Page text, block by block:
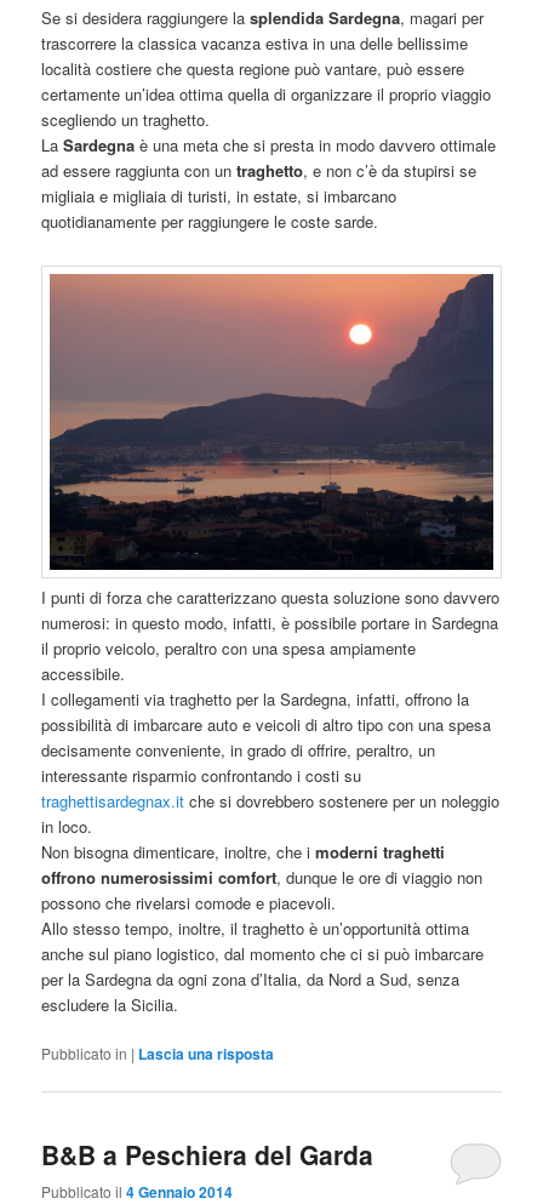
Se si desidera raggiungere lasplendida Sardegna, magari per
trascorrere la classica vacanza estiva in una delle bellissime
località costiere che questa regione può vantare, può essere
certamente un’idea ottima quella di organizzare il proprio viaggio
scegliendo un traghetto.
LaSardegna è una meta che si presta in modo davvero ottimale
ad essere raggiunta con untraghetto, e non c’è da stupirsi se
migliaia e migliaia di turisti, in estate, si imbarcano
quotidianamente per raggiungere le coste sarde.
I punti di forza che caratterizzano questa soluzione sono davvero
numerosi: in questo modo, infatti, è possibile portare in Sardegna
il proprio veicolo, peraltro con una spesa ampiamente
accessibile.
I collegamenti via traghetto per la Sardegna, infatti, offrono la
possibilità di imbarcare auto e veicoli di altro tipo con una spesa
decisamente conveniente, in grado di offrire, peraltro, un
interessante risparmio confrontando i costi su
traghettisardegnax.it che si dovrebbero sostenere per un noleggio
in loco.
Non bisogna dimenticare, inoltre, che imoderni traghetti
offrono numerosissimi comfort, dunque le ore di viaggio non
possono che rivelarsi comode e piacevoli.
Allo stesso tempo, inoltre, il traghetto è un’opportunità ottima
anche sul piano logistico, dal momento che ci si può imbarcare
per la Sardegna da ogni zona d’Italia, da Nord a Sud, senza
escludere la Sicilia.
Pubblicato in | Lascia una risposta
B&B a Peschiera del Garda
Pubblicato il4 Gennaio 2014